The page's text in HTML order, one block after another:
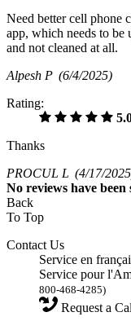
Need better cell phone
app, which needs to be
and not cleaned at all.
Alpesh P (6/4/2025)
Rating:
Thanks
PROCUL L (4/17/
No reviews have
Back
To Top
Contact Us
Service en
Service pour
800-468-4285)
Request a